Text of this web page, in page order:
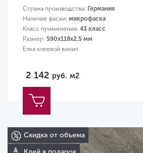
Страна производства: Германия
Наличие фаски: микрофаска
Класс применения: 43 класс
Размер: 590х118х2,5 мм
Елка клеевой винил
2 142 руб. м2
Скидка от объема